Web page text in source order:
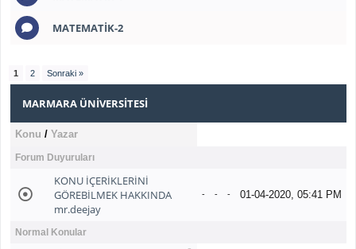
MATEMATIK-2
1 2 Sonraki »
MARMARA ÜNIVERSITESI
Konu / Yazar
Forum Duyuruları
KONU İÇERİKLERİNİ
GÖREBİLMEK HAKKINDA
mr.deejay
- - - 01-04-2020, 05:41 PM
Normal Konular